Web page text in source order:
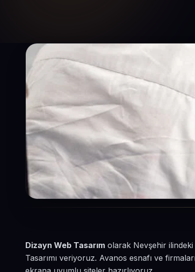
Dizayn Web Tasarım olarak Nevşehir
Tasarımı veriyoruz. Avanos esnafı ve